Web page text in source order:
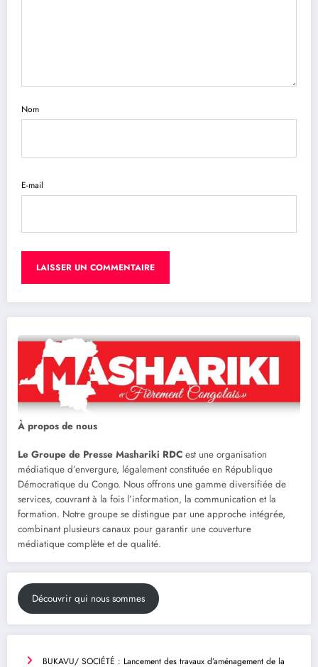
Nom
E-mail
À propos de nous
Le Groupe de Presse Mashariki RDC est une organisation
médiatique d’envergure, légalement constituée en République
Démocratique du Congo. Nous offrons une gamme diversifiée de
services, couvrant à la fois l’information, la communication et la
formation. Notre groupe se distingue par une approche intégrée,
combinant plusieurs canaux pour garantir une couverture
médiatique complète et de qualité.
Découvrir qui nous sommes
BUKAVU/ SOCIÉTÉ : Lancement des travaux d’aménagement de la